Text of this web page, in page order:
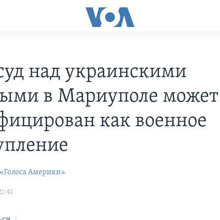
над украинскими
в Мариуполе
как военное
Америки»